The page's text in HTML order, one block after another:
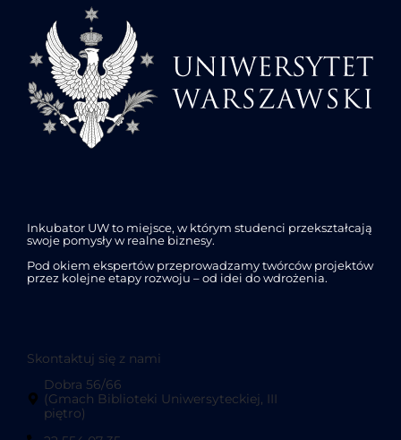
Inkubator UW to miejsce, w którym studenci przekształcają
swoje pomysły w realne biznesy.
Pod okiem ekspertów przeprowadzamy twórców projektów
przez kolejne etapy rozwoju – od idei do wdrożenia.
Skontaktuj się z nami
Dobra 56/66
(Gmach Biblioteki Uniwersyteckiej, III
piętro)